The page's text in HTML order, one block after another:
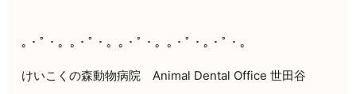
｡・ﾟ・。｡・ﾟ・。｡・ﾟ・。｡・ﾟ・｡・ﾟ・。
けいこくの森動物病院 Animal Dental Office 世田谷